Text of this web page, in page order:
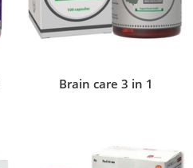
Brain care 3 in 1